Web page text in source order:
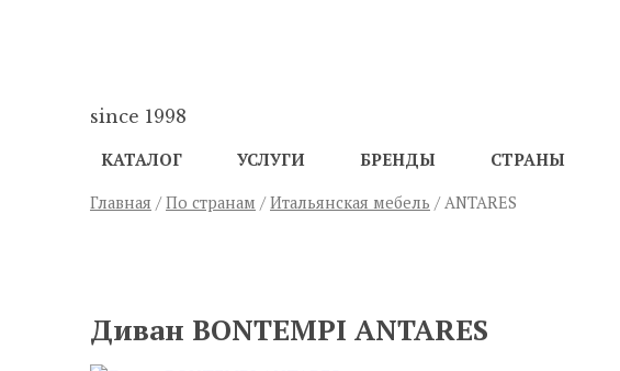
since 1998
КАТАЛОГ УСЛУГИ БРЕНДЫ СТРАНЫ
Главная /По странам /Итальянская мебель / ANTARES
Диван BONTEMPI ANTARES